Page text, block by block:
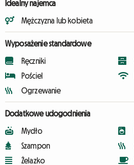
Idealny najemca
Mężczyzna lub kobieta
Wyposażenie standardowe
Ręczniki
Pościel
Ogrzewanie
Dodatkowe udogodnienia
Mydło
Szampon
Żelazko